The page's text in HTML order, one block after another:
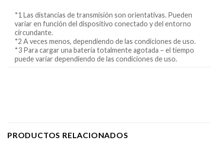
*1 Las distancias de transmisión son orientativas. Pueden
variar en función del dispositivo conectado y del entorno
circundante.
*2 A veces menos, dependiendo de las condiciones de uso.
*3 Para cargar una batería totalmente agotada – el tiempo
puede variar dependiendo de las condiciones de uso.
PRODUCTOS RELACIONADOS